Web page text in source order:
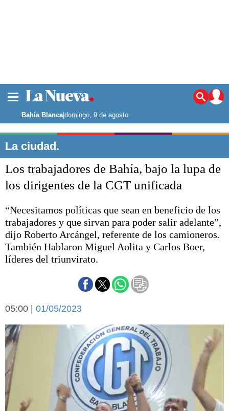
Noticias
La ciudad
Punta Alta
El mundo
Seguridad
Deportes
Escenario Olímpico
Liga del Sur
Básquetbol
Fútbol
Aplausos
Cines
Economía y campo
Espacio empresas
Sociedad y tiempo
libre
Sociedad
Tecnología
Turismo
Salud
Es viral
Bahía Blanca|domingo, 9 de agosto
La ciudad.
Los trabajadores de Bahía, bajo la lupa de
los dirigentes de la CGT unificada
“Necesitamos políticas que sean en beneficio de los
trabajadores y que sirvan para poder salir adelante”,
dijo Roberto Arcángel, referente de los camioneros.
También Hablaron Miguel Aolita y Carlos Boer,
líderes del triunvirato.
05:00 | 01/05/2023